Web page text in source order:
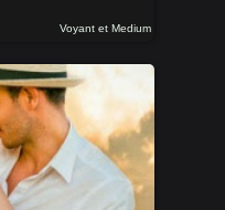
Voyant et Medium